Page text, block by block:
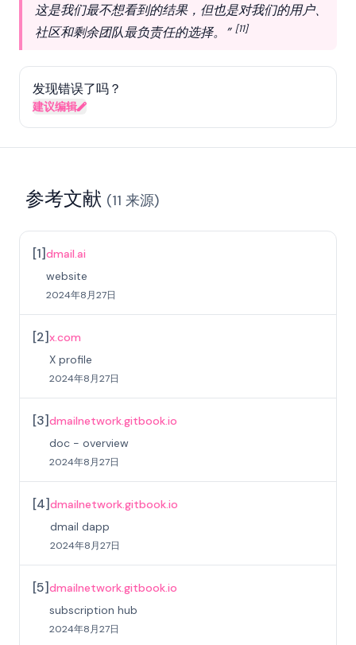
这是我们最不想看到的结果，但也是对我们的用户、
社区和剩余团队最负责任的选择。” [11]
发现错误了吗？
建议编辑
参考文献 (11 来源)
[1]dmail.ai
website
2024年8月27日
[2]x.com
X profile
2024年8月27日
[3]dmailnetwork.gitbook.io
doc - overview
2024年8月27日
[4]dmailnetwork.gitbook.io
dmail dapp
2024年8月27日
[5]dmailnetwork.gitbook.io
subscription hub
2024年8月27日